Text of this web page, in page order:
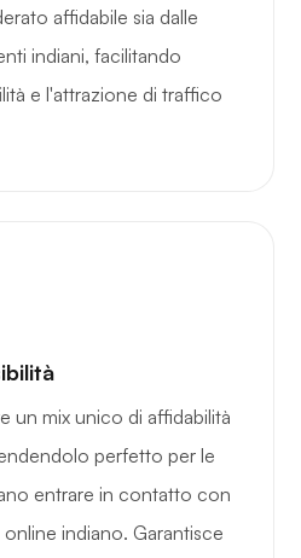
affidabile sia dalle
indiani, facilitando
e l'attrazione di traffico
un mix unico di affidabilità
perfetto per le
entrare in contatto con
indiano. Garantisce